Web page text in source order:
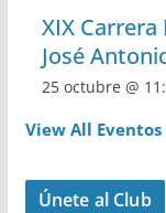
XIX Carrera
José
25 octubre @
View All Eventos
Únete al Club